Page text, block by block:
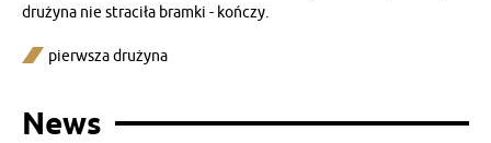
drużyna nie straciła bramki - kończy.
pierwsza drużyna
News